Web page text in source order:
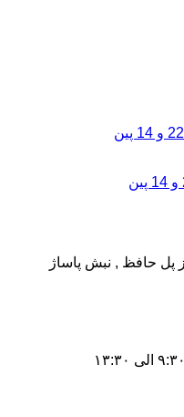
پل حافظ , نبش پاساژ